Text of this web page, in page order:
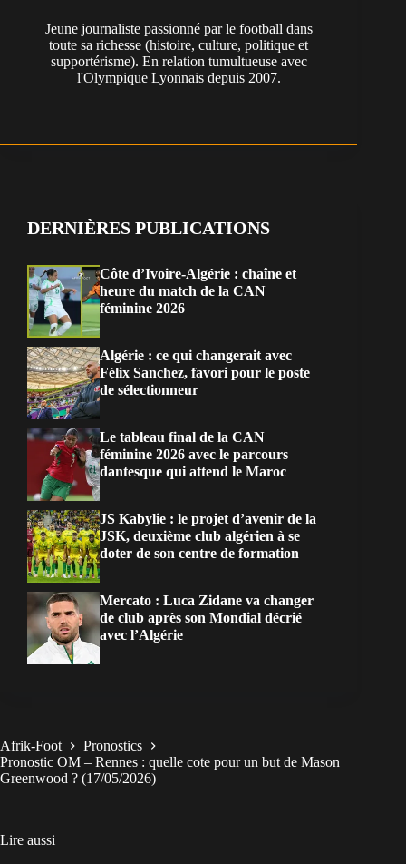
Jeune journaliste passionné par le football dans
toute sa richesse (histoire, culture, politique et
supportérisme). En relation tumultueuse avec
l'Olympique Lyonnais depuis 2007.
DERNIÈRES PUBLICATIONS
Côte d’Ivoire-Algérie : chaîne et
heure du match de la CAN
féminine 2026
Algérie : ce qui changerait avec
Félix Sanchez, favori pour le poste
de sélectionneur
Le tableau final de la CAN
féminine 2026 avec le parcours
dantesque qui attend le Maroc
JS Kabylie : le projet d’avenir de la
JSK, deuxième club algérien à se
doter de son centre de formation
Mercato : Luca Zidane va changer
de club après son Mondial décrié
avec l’Algérie
Afrik-Foot
Pronostics
Pronostic OM – Rennes : quelle cote pour un but de Mason
Greenwood ? (17/05/2026)
Lire aussi